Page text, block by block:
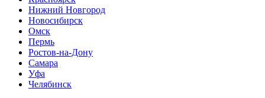
Нижний Новгород
Новосибирск
Омск
Пермь
Ростов-на-Дону
Самара
Уфа
Челябинск